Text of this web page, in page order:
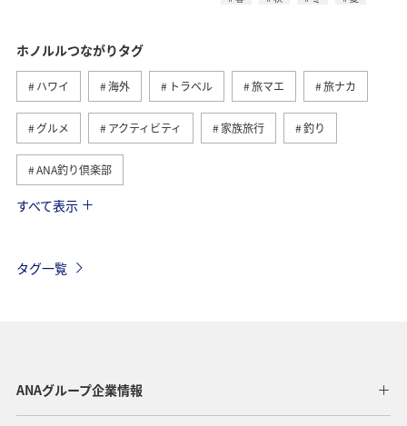
ホノルルつながりタグ
ハワイ 海外 トラベル 旅マエ 旅ナカ
グルメ アクティビティ 家族旅行 釣り
ANA釣り倶楽部
趣味
すべて表示
タグ一覧
ANAグループ企業情報